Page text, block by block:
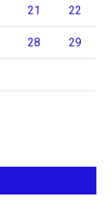
21 22
28 29